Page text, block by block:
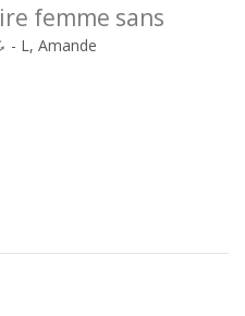
femme sans
- L, Amande